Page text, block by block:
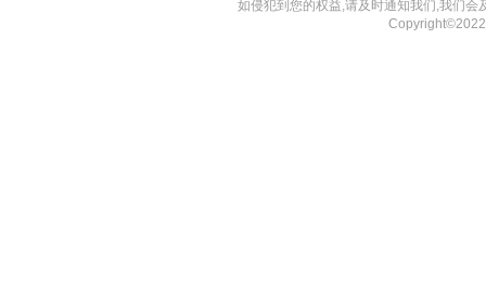
如侵犯到您的权益,请及时通知我们,我们